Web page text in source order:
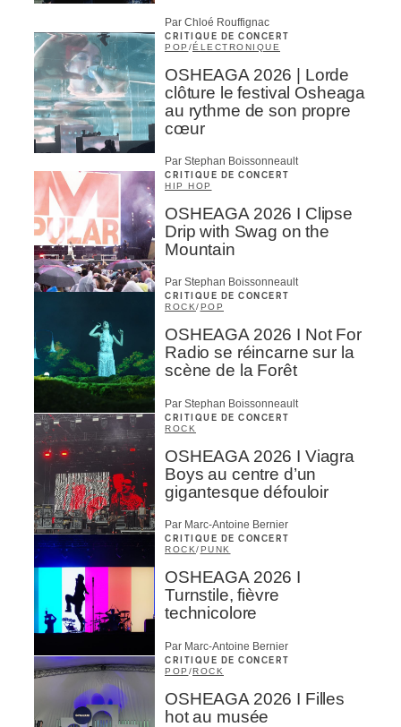
Par Chloé Rouffignac
CRITIQUE DE CONCERT
POP /ÉLECTRONIQUE
OSHEAGA 2026 | Lorde
clôture le festival Osheaga
au rythme de son propre
cœur
Par Stephan Boissonneault
CRITIQUE DE CONCERT
HIP HOP
OSHEAGA 2026 I Clipse
Drip with Swag on the
Mountain
Par Stephan Boissonneault
CRITIQUE DE CONCERT
ROCK/ POP
OSHEAGA 2026 I Not For
Radio se réincarne sur la
scène de la Forêt
Par Stephan Boissonneault
CRITIQUE DE CONCERT
ROCK
OSHEAGA 2026 I Viagra
Boys au centre d’un
gigantesque défouloir
Par Marc-Antoine Bernier
CRITIQUE DE CONCERT
ROCK/PUNK
OSHEAGA 2026 I
Turnstile, fièvre
technicolore
Par Marc-Antoine Bernier
CRITIQUE DE CONCERT
POP /ROCK
OSHEAGA 2026 I Filles
hot au musée